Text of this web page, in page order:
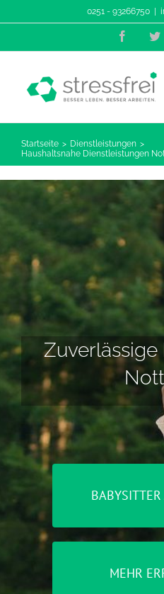
Inhalt
0251 - 93266750
Startseite
Dienstleistungen
Haushaltsnahe Dienstleistungen
MEHR